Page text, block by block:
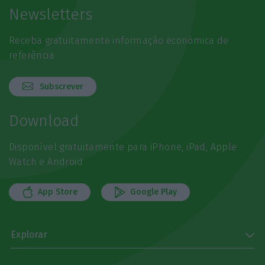
Newsletters
Receba gratuitamente informação económica de
referência
Subscrever
Download
Disponível gratuitamente para iPhone, iPad, Apple
Watch e Android
App Store Google Play
Explorar